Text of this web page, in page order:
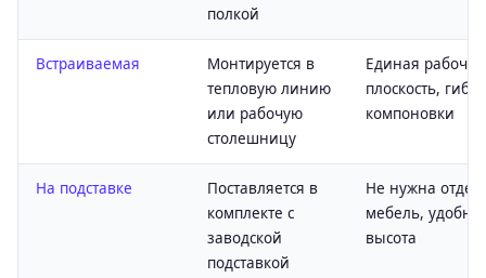
полкой
Встраиваемая
Монтируется в
тепловую линию
или рабочую
столешницу
Единая рабочая
плоскость,
компоновки
На подставке
Поставляется в
комплекте с
заводской
подставкой
Не нужна
мебель,
высота